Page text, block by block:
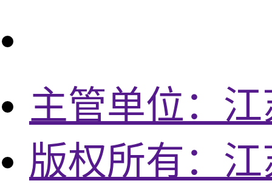
主管单位：
版权所有：